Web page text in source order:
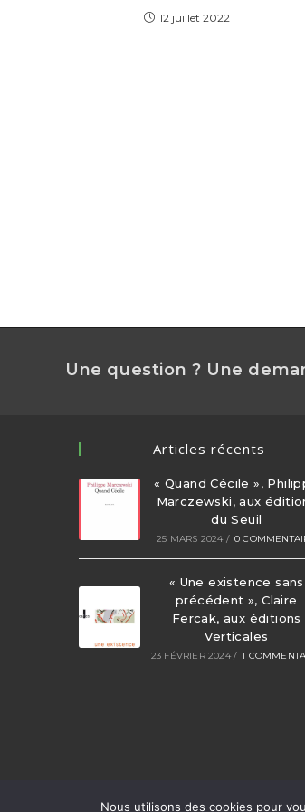
12 juillet 2022
Une question ? Une
Articles récents
« Quand Cécile »,
Marczewski, aux
du Seuil
25 MARS 2024 / 0
« Une existence sans
précédent », Claire
Fercak, aux éditions
Verticales
23 FÉVRIER 2024 / 1
Nous utilisons des cookies pour